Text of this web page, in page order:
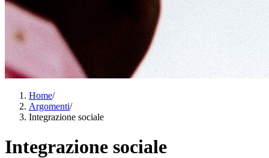
Home/
Argomenti/
Integrazione sociale
Integrazione sociale